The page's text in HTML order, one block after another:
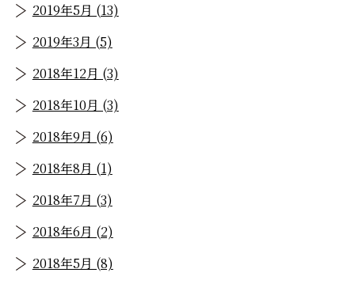
2019年5月 (13)
2019年3月 (5)
2018年12月 (3)
2018年10月 (3)
2018年9月 (6)
2018年8月 (1)
2018年7月 (3)
2018年6月 (2)
2018年5月 (8)